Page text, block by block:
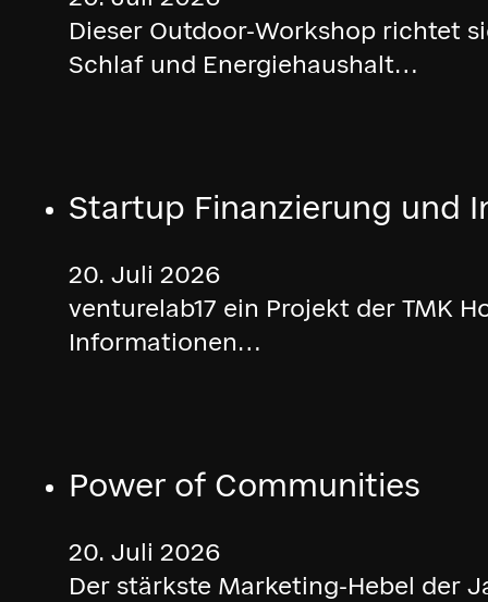
Dieser Outdoor-Workshop richtet
Schlaf und Energiehaushalt…
Startup Finanzierung und
20. Juli 2026
venturelab17 ein Projekt der TMK
Informationen…
Power of Communities
20. Juli 2026
Der stärkste Marketing-Hebel der